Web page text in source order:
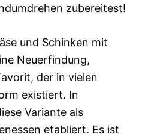
zubereitest!
und Schinken mit
Neuerfindung,
der in vielen
existiert. In
Variante als
etabliert. Es ist